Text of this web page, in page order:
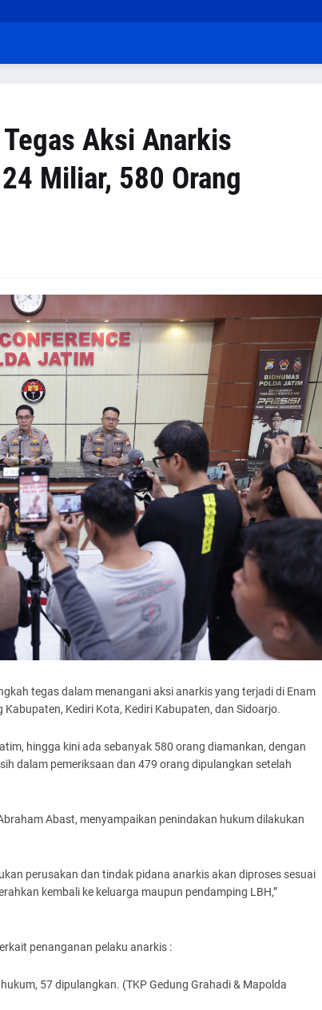
Aksi Anarkis
Miliar, 580 Orang
tegas dalam menangani aksi anarkis yang terjadi di Enam
Kediri Kota, Kediri Kabupaten, dan Sidoarjo.
hingga kini ada sebanyak 580 orang diamankan, dengan
dalam pemeriksaan dan 479 orang dipulangkan setelah
Abast, menyampaikan penindakan hukum dilakukan
perusakan dan tindak pidana anarkis akan diproses sesuai
kembali ke keluarga maupun pendamping LBH,”
penanganan pelaku anarkis :
57 dipulangkan. (TKP Gedung Grahadi & Mapolda